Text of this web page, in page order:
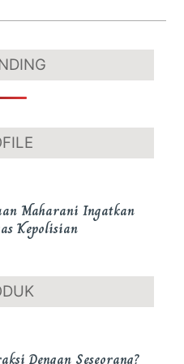
Maharani Ingatkan
Kepolisian
Dengan Seseorang?